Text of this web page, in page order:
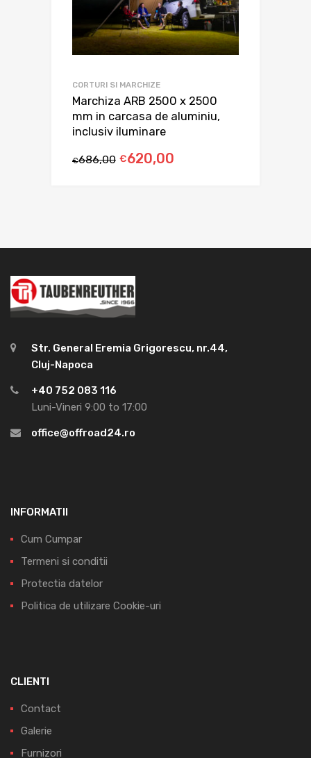
CORTURI SI MARCHIZE
Marchiza ARB 2500 x 2500
mm in carcasa de aluminiu,
inclusiv iluminare
€686,00 €620,00
Str. General Eremia Grigorescu, nr.44,
Cluj-Napoca
+40 752 083 116
Luni-Vineri 9:00 to 17:00
office@offroad24.ro
INFORMATII
Cum Cumpar
Termeni si conditii
Protectia datelor
Politica de utilizare Cookie-uri
CLIENTI
Contact
Galerie
Furnizori